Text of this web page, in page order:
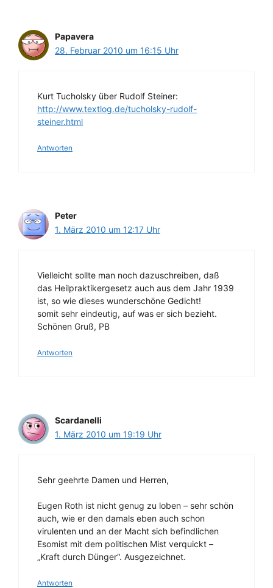
Papavera
28. Februar 2010 um 16:15 Uhr
Kurt Tucholsky über Rudolf Steiner:
http://www.textlog.de/tucholsky-rudolf-
steiner.html
Antworten
Peter
1. März 2010 um 12:17 Uhr
Vielleicht sollte man noch dazuschreiben, daß
das Heilpraktikergesetz auch aus dem Jahr 1939
ist, so wie dieses wunderschöne Gedicht!
somit sehr eindeutig, auf was er sich bezieht.
Schönen Gruß, PB
Antworten
Scardanelli
1. März 2010 um 19:19 Uhr
Sehr geehrte Damen und Herren,
Eugen Roth ist nicht genug zu loben – sehr schön
auch, wie er den damals eben auch schon
virulenten und an der Macht sich befindlichen
Esomist mit dem politischen Mist verquickt –
„Kraft durch Dünger“. Ausgezeichnet.
Antworten